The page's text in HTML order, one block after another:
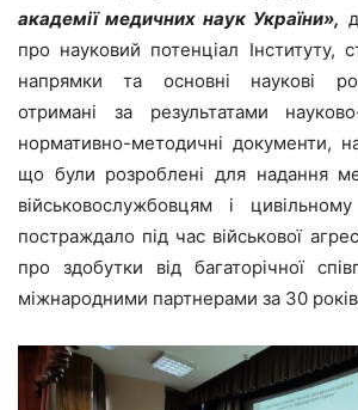
академії медичних наук України»,
про науковий потенціал Інституту,
напрямки та основні наукові
отримані за результатами
нормативно-методичні документи,
що були розроблені для надання
військовослужбовцям і
постраждало під час військової
про здобутки від багаторічної
міжнародними партнерами за 30